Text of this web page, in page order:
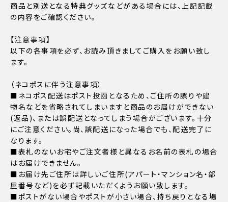
商品と別送となる特典グッズなどがある場合には、上記記載
の内容をご確認ください。
【注意事項】
以下の各事項を必ず、お読み頂きましてご購入をお願い致し
ます。
（ネコポスに伴う注意事項）
■ネコポス配送はポスト投函となるため、ご住所の誤りや建
物名などを省略されてしまいますと商品のお届けができない
(返品)、または誤配送となってしまう場合がございます。十分
にご注意ください。尚、誤配送になった場合でも、配送完了に
なります。
■表札のないお宅やご注文者様と異なるお名前の表札の場合
はお届けできません。
■お届け先ご住所は詳しいご住所(アパート・マンション名・部
屋番号など)を必ず記載いただくようお願い致します。
■ポストがない場合やポストが小さい場合、持ち戻りとなる場